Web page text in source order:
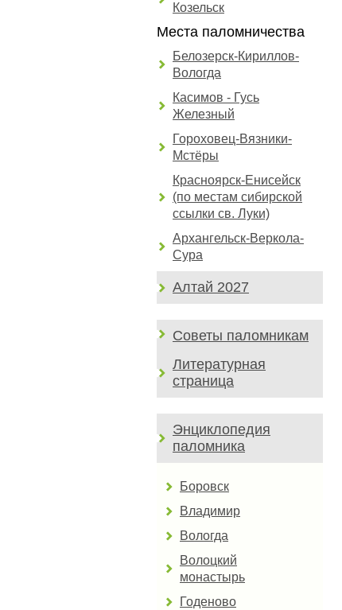
Козельск
Места паломничества
Белозерск-Кириллов-
Вологда
Касимов - Гусь
Железный
Гороховец-Вязники-
Мстёры
Красноярск-Енисейск
(по местам сибирской
ссылки св. Луки)
Архангельск-Веркола-
Сура
Алтай 2027
Советы паломникам
Литературная
страница
Энциклопедия
паломника
Боровск
Владимир
Вологда
Волоцкий
монастырь
Годеново